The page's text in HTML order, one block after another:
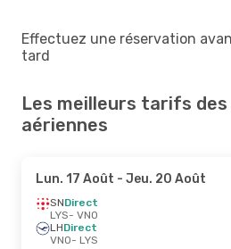
Effectuez une réservation
tard
Les meilleurs tarifs des
aériennes
Lun. 17 Août - Jeu. 20 Août
SNDirect
LYS- VNO
LHDirect
VNO- LYS